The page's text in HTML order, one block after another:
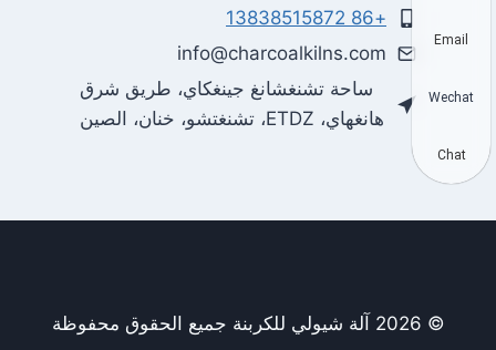
+86 13838515872
info@charcoalkilns.com
ساحة تشنغشانغ جينغكاي، طريق شرق
هانغهاي، ETDZ، تشنغتشو، خنان، الصين
© 2026 آلة شيولي للكربنة جميع الحقوق محفوظة
Email
Wechat
Chat